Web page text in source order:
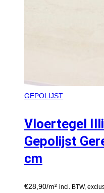
GEPOLIJST
Vloertegel
Gepolijst
cm
€28,90/m² incl. BTW,